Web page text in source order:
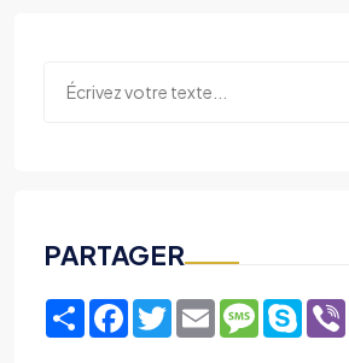
PARTAGER
ShareFacebook
TwitterEmailMessage
Skype